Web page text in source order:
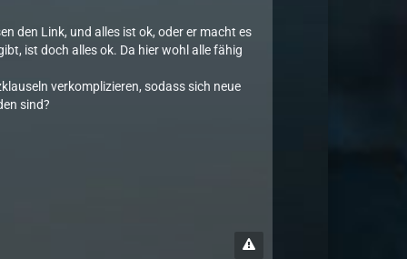
den Link, und alles ist ok, oder er macht es
ist doch alles ok. Da hier wohl alle fähig
verkomplizieren, sodass sich neue
sind?